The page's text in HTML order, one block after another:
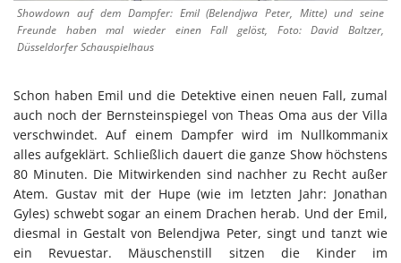
Showdown auf dem Dampfer: Emil (Belendjwa Peter, Mitte) und seine
Freunde haben mal wieder einen Fall gelöst, Foto: David Baltzer,
Düsseldorfer Schauspielhaus
Schon haben Emil und die Detektive einen neuen Fall, zumal
auch noch der Bernsteinspiegel von Theas Oma aus der Villa
verschwindet. Auf einem Dampfer wird im Nullkommanix
alles aufgeklärt. Schließlich dauert die ganze Show höchstens
80 Minuten. Die Mitwirkenden sind nachher zu Recht außer
Atem. Gustav mit der Hupe (wie im letzten Jahr: Jonathan
Gyles) schwebt sogar an einem Drachen herab. Und der Emil,
diesmal in Gestalt von Belendjwa Peter, singt und tanzt wie
ein Revuestar. Mäuschenstill sitzen die Kinder im